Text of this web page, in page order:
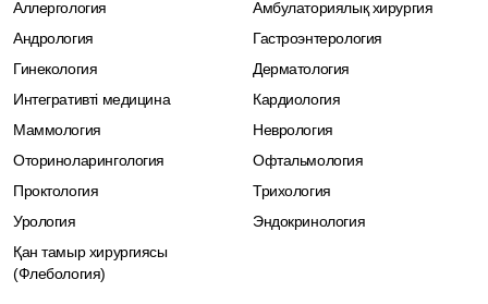
Аллергология
Амбулаториялық хирургия
Андрология
Гастроэнтерология
Гинекология
Дерматология
Интегративті медицина
Кардиология
Маммология
Неврология
Оториноларингология
Офтальмология
Проктология
Трихология
Урология
Эндокринология
Қан тамыр хирургиясы
(Флебология)